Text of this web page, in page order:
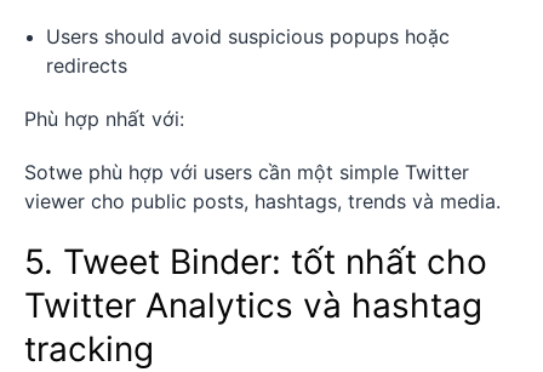
Users should avoid suspicious popups hoặc
redirects
Phù hợp nhất với:
Sotwe phù hợp với users cần một simple Twitter
viewer cho public posts, hashtags, trends và media.
5. Tweet Binder: tốt nhất cho
Twitter Analytics và hashtag
tracking